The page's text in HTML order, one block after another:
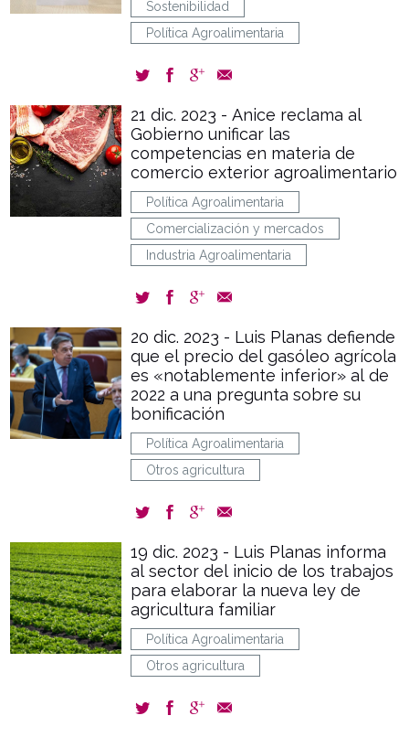
Sostenibilidad
Política Agroalimentaria
21 dic. 2023 - Anice reclama al
Gobierno unificar las
competencias en materia de
comercio exterior agroalimentario
Política Agroalimentaria
Comercialización y mercados
Industria Agroalimentaria
20 dic. 2023 - Luis Planas defiende
que el precio del gasóleo agrícola
es «notablemente inferior» al de
2022 a una pregunta sobre su
bonificación
Política Agroalimentaria
Otros agricultura
19 dic. 2023 - Luis Planas informa
al sector del inicio de los trabajos
para elaborar la nueva ley de
agricultura familiar
Política Agroalimentaria
Otros agricultura